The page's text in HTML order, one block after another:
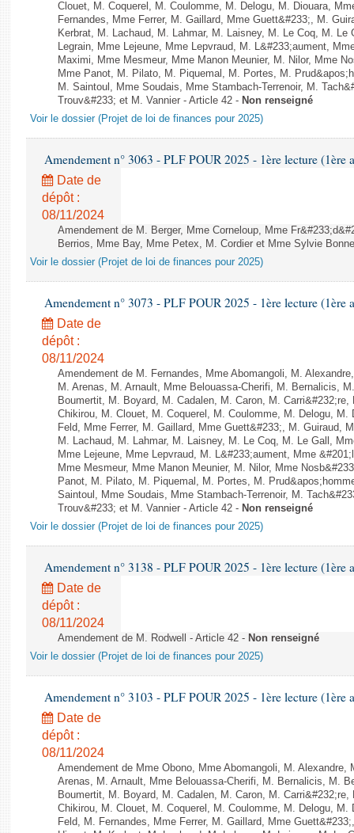
Clouet, M. Coquerel, M. Coulomme, M. Delogu, M. Diouara,
Fernandes, Mme Ferrer, M. Gaillard, Mme Guett&#233;, M.
Kerbrat, M. Lachaud, M. Lahmar, M. Laisney, M. Le Coq, M. Le
Legrain, Mme Lejeune, Mme Lepvraud, M. L&#233;aument,
Maximi, Mme Mesmeur, Mme Manon Meunier, M. Nilor, Mme
Mme Panot, M. Pilato, M. Piquemal, M. Portes, M.
M. Saintoul, Mme Soudais, Mme Stambach-Terrenoir, M.
Trouv&#233; et M. Vannier - Article 42 - Non renseigné
Voir le dossier (Projet de loi de finances pour 2025)
Amendement n° 3063 - PLF POUR 2025 - 1ère lecture (1ère
Date de
dépôt :
08/11/2024
Amendement de M. Berger, Mme Corneloup, Mme
Berrios, Mme Bay, Mme Petex, M. Cordier et Mme Sylvie
Voir le dossier (Projet de loi de finances pour 2025)
Amendement n° 3073 - PLF POUR 2025 - 1ère lecture (1ère
Date de
dépôt :
08/11/2024
Amendement de M. Fernandes, Mme Abomangoli, M.
M. Arenas, M. Arnault, Mme Belouassa-Cherifi, M. Bernalicis,
Boumertit, M. Boyard, M. Cadalen, M. Caron, M.
Chikirou, M. Clouet, M. Coquerel, M. Coulomme, M. Delogu, M.
Feld, Mme Ferrer, M. Gaillard, Mme Guett&#233;, M. Guiraud,
M. Lachaud, M. Lahmar, M. Laisney, M. Le Coq, M. Le Gall,
Mme Lejeune, Mme Lepvraud, M. L&#233;aument, Mme
Mme Mesmeur, Mme Manon Meunier, M. Nilor, Mme
Panot, M. Pilato, M. Piquemal, M. Portes, M.
Saintoul, Mme Soudais, Mme Stambach-Terrenoir, M.
Trouv&#233; et M. Vannier - Article 42 - Non renseigné
Voir le dossier (Projet de loi de finances pour 2025)
Amendement n° 3138 - PLF POUR 2025 - 1ère lecture (1ère
Date de
dépôt :
08/11/2024
Amendement de M. Rodwell - Article 42 - Non renseigné
Voir le dossier (Projet de loi de finances pour 2025)
Amendement n° 3103 - PLF POUR 2025 - 1ère lecture (1ère
Date de
dépôt :
08/11/2024
Amendement de Mme Obono, Mme Abomangoli, M.
Arenas, M. Arnault, Mme Belouassa-Cherifi, M. Bernalicis, M.
Boumertit, M. Boyard, M. Cadalen, M. Caron, M.
Chikirou, M. Clouet, M. Coquerel, M. Coulomme, M. Delogu, M.
Feld, M. Fernandes, Mme Ferrer, M. Gaillard, Mme